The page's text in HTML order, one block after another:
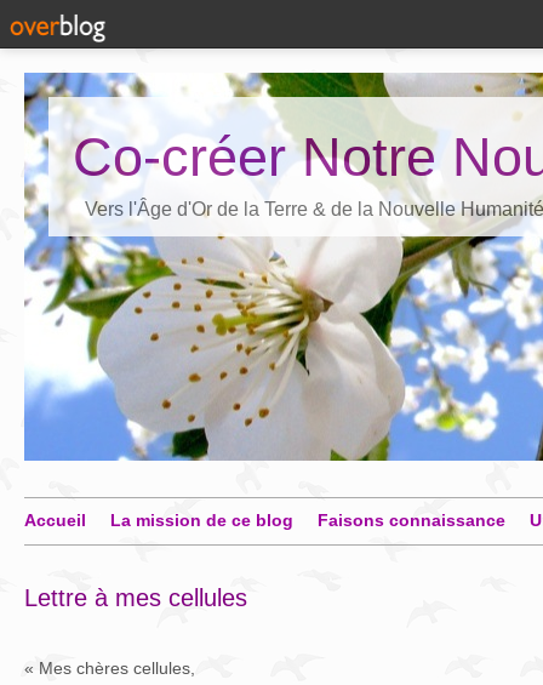
Co-créer Notre
Vers l'Âge d'Or de la Terre & de la Nouvelle Humanité
Accueil La mission de ce blog Faisons connaissance
Lettre à mes cellules
« Mes chères cellules,